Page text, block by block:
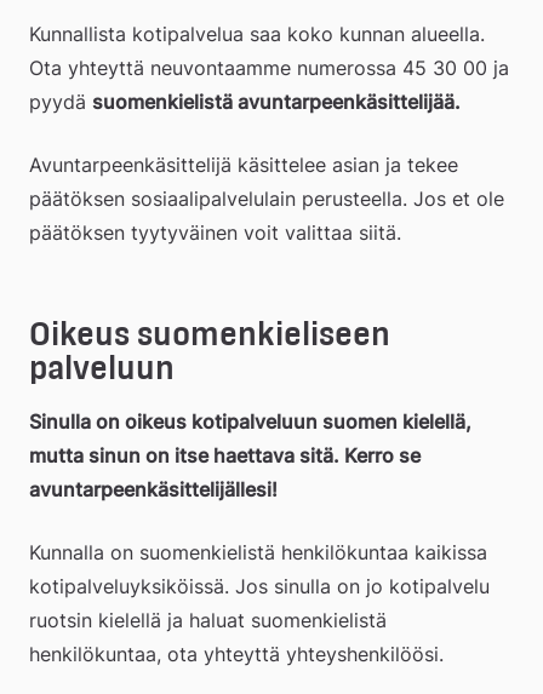
Kunnallista kotipalvelua saa koko kunnan alueella.
Ota yhteyttä neuvontaamme numerossa 45 30 00 ja
pyydä suomenkielistä avuntarpeenkäsittelijää.
Avuntarpeenkäsittelijä käsittelee asian ja tekee
päätöksen sosiaalipalvelulain perusteella. Jos et ole
päätöksen tyytyväinen voit valittaa siitä.
Oikeus suomenkieliseen
palveluun
Sinulla on oikeus kotipalveluun suomen kielellä,
mutta sinun on itse haettava sitä. Kerro se
avuntarpeenkäsittelijällesi!
Kunnalla on suomenkielistä henkilökuntaa kaikissa
kotipalveluyksiköissä. Jos sinulla on jo kotipalvelu
ruotsin kielellä ja haluat suomenkielistä
henkilökuntaa, ota yhteyttä yhteyshenkilöösi.